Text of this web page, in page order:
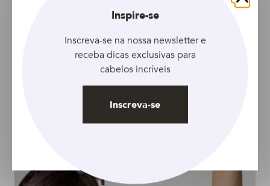
Trança de 4 pontas:
originalidade para
penteado básico
Fechar
Inspire-se
Inscreva-se na nossa newsletter e
receba dicas exclusivas para
cabelos incríveis
Inscreva-se